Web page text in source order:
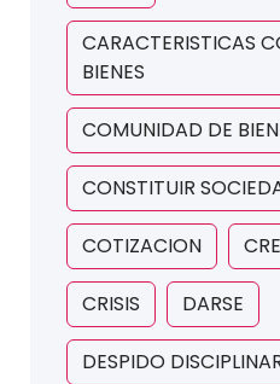
CARACTERISTICAS
BIENES
COMUNIDAD DE
CONSTITUIR
COTIZACION
CRISIS DARSE
DESPIDO